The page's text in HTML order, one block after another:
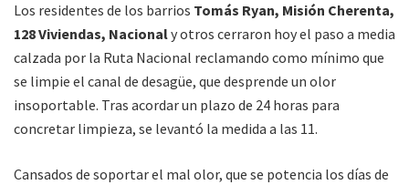
Los residentes de los barrios Tomás Ryan, Misión Cherenta,
128 Viviendas, Nacionaly otros cerraron hoy el paso a media
calzada por la Ruta Nacional reclamando como mínimo que
se limpie el canal de desagüe, que desprende un olor
insoportable. Tras acordar un plazo de 24 horas para
concretar limpieza, se levantó la medida a las 11.
Cansados de soportar el mal olor, que se potencia los días de